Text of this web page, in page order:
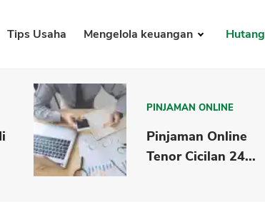
Tips Usaha Mengelola keuangan Hutang
PINJAMAN ONLINE
Pinjaman Online
Tenor Cicilan 24...